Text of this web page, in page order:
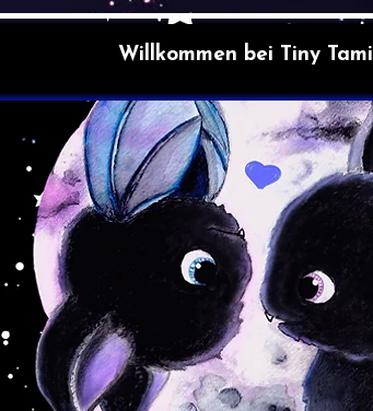
Willkommen bei Tiny Tami